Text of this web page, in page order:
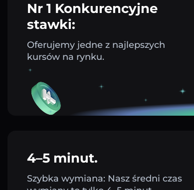
Nr 1 Konkurencyjne
stawki:
Oferujemy jedne z najlepszych
kursów na rynku.
4–5 minut.
Szybka wymiana: Nasz średni czas